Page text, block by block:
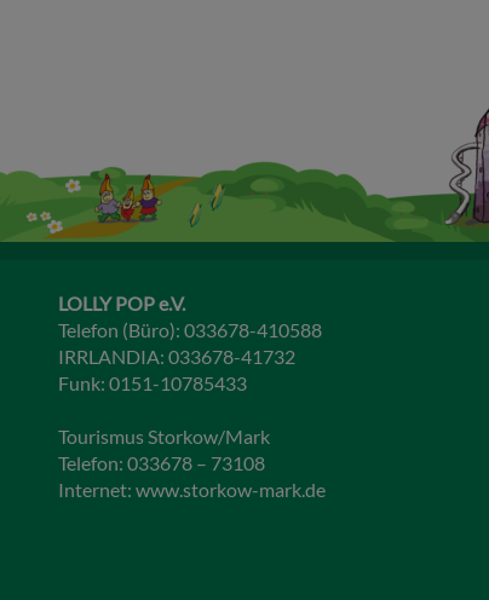
LOLLY POP e.V.
Telefon (Büro): 033678-410588
IRRLANDIA: 033678-41732
Funk: 0151-10785433
Tourismus Storkow/Mark
Telefon: 033678 – 73108
Internet: www.storkow-mark.de